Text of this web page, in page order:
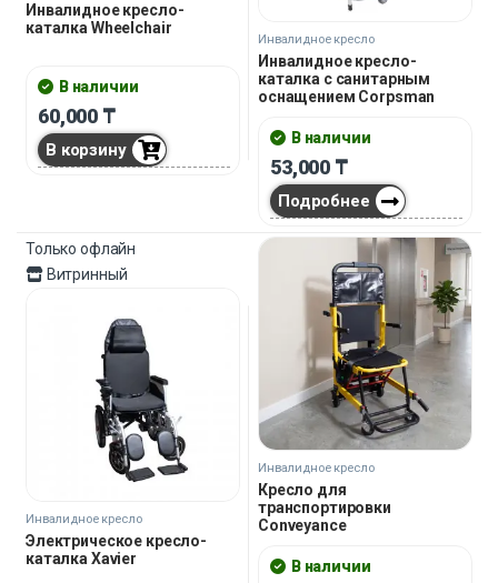
Инвалидное кресло-
каталка Wheelchair
В наличии
60,000 ₸
В корзину
Инвалидное кресло
Инвалидное кресло-
каталка с санитарным
оснащением Corpsman
В наличии
53,000 ₸
Подробнее
Только офлайн
Витринный
Инвалидное кресло
Электрическое кресло-
каталка Xavier
Инвалидное кресло
Кресло для
транспортировки
Conveyance
В наличии